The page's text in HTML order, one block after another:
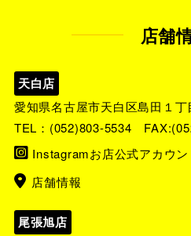
店舗
天白店
愛知県名古屋市天白区島田１
TEL： (052)803-5534
Instagramお店公式アカウン
店舗情報
尾張旭店